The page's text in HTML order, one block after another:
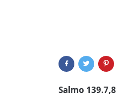
Salmo 139.7,8